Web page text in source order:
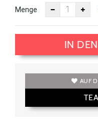
Menge
IN
AUF